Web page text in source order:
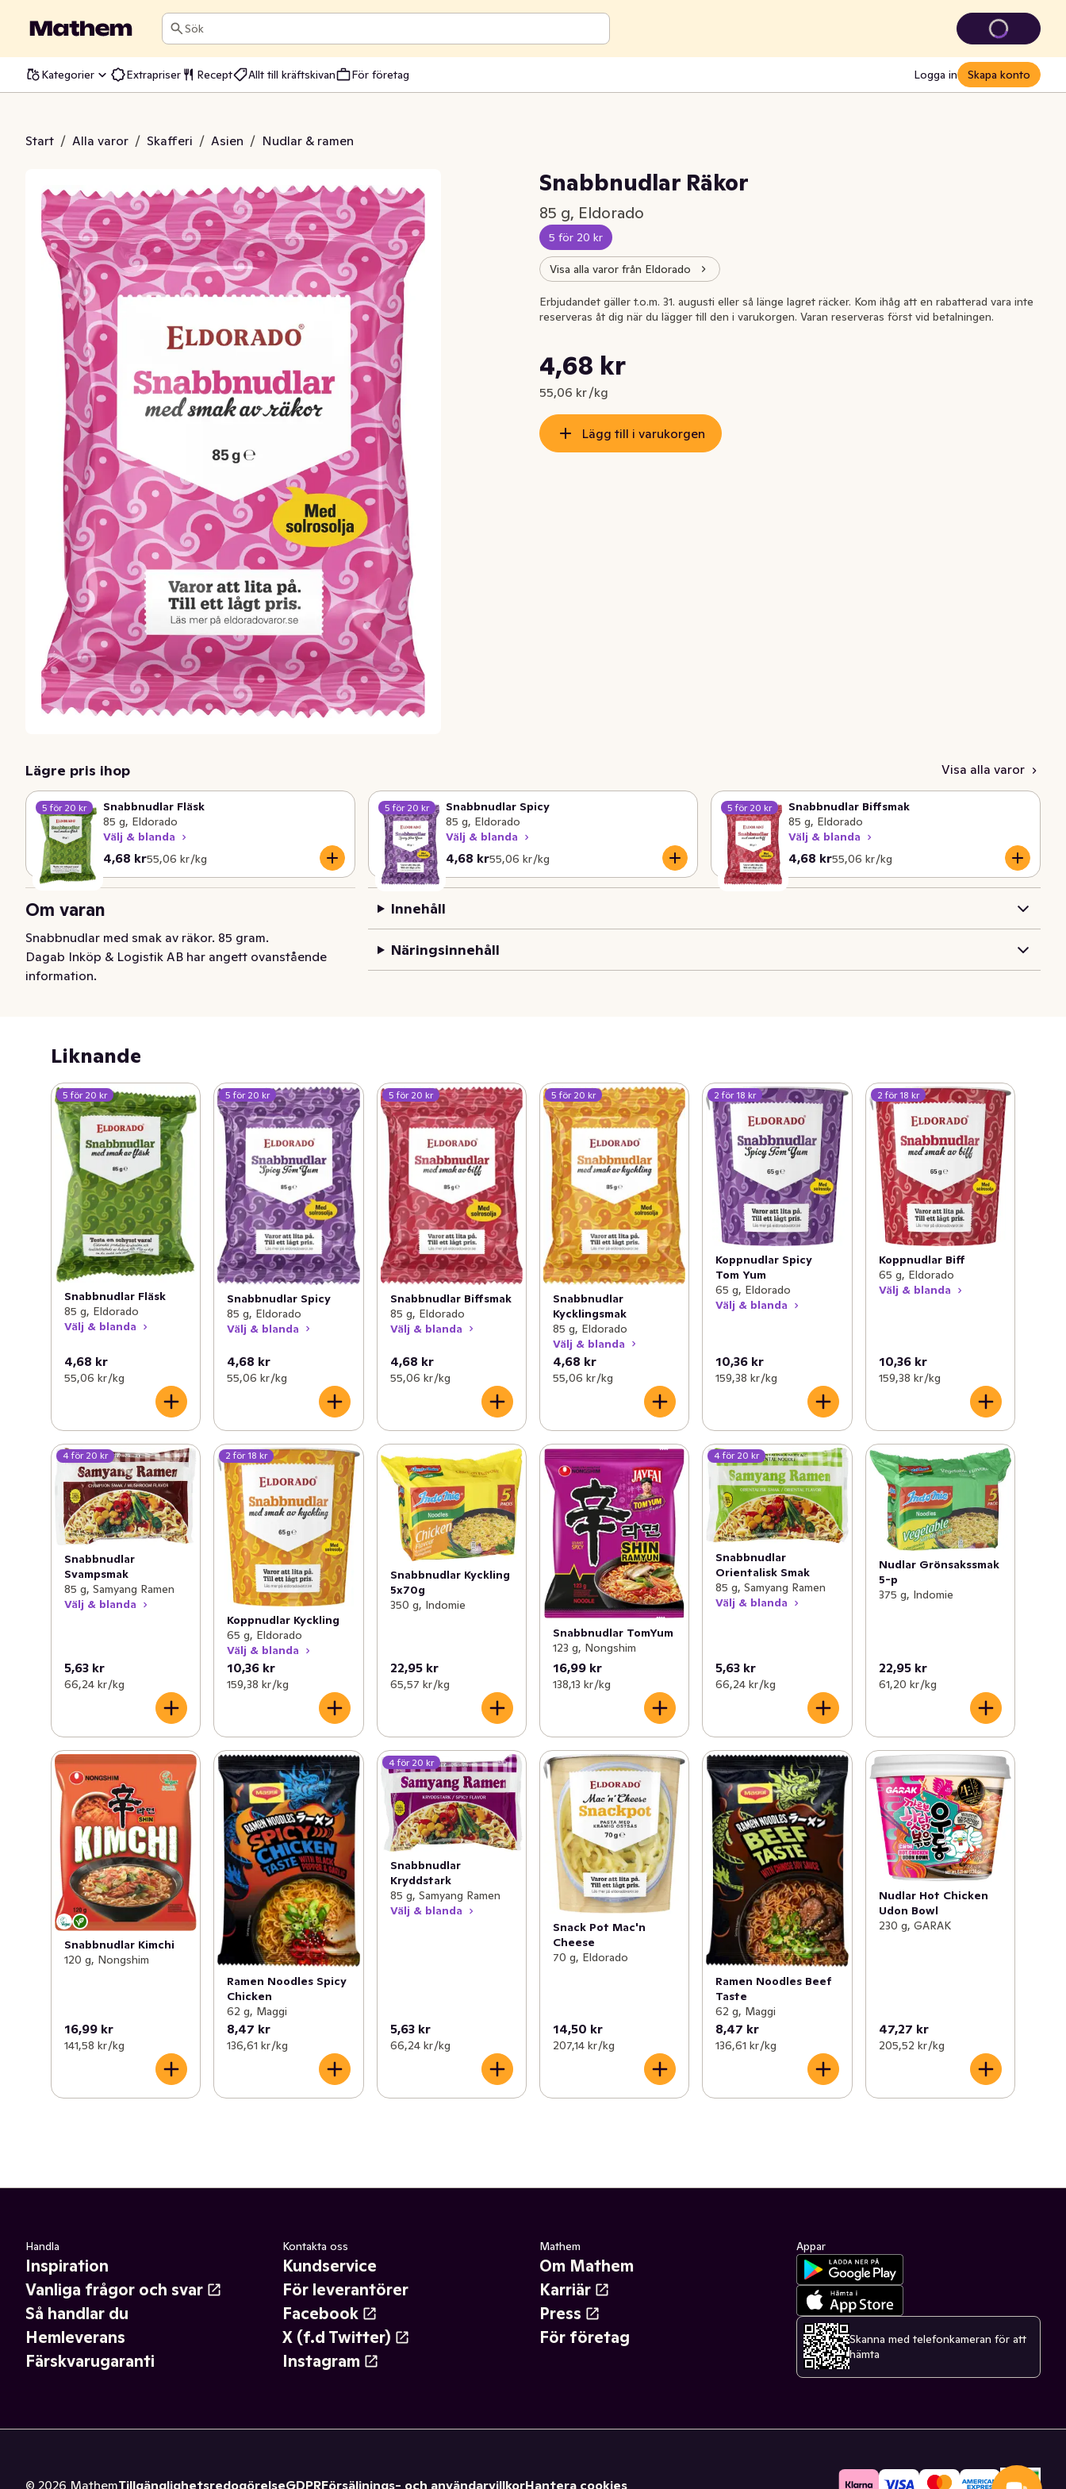
Sök
Kategorier Extrapriser Recept Allt till kräftskivan För företag Logga in Skapa konto
Start / Alla varor / Skafferi / Asien / Nudlar & ramen
Räkor
Snabbnudlar Räkor
85 g, Eldorado
5 för 20 kr
Visa alla varor från Eldorado
Nuvarande pris är: 4,68 kr
4,68 kr
55,06 kr /kg
Styckpris: 55,06 kr /kg
Erbjudandet gäller t.o.m. 31. augusti eller så länge lagret räcker. Kom ihåg att en rabatterad vara inte
reserveras åt dig när du lägger till den i varukorgen. Varan reserveras först vid betalningen.
Lägg till i varukorgen
Lägre pris ihop Visa alla varor
5 för 20 kr
Snabbnudlar Fläsk
85 g, Eldorado
Välj & blanda
4,68 kr
Nuvarande pris är: 4,68 kr
55,06 kr /kg
Styckpris: 55,06 kr /kg
5 för 20 kr
Snabbnudlar Spicy
85 g, Eldorado
Välj & blanda
4,68 kr
Nuvarande pris är: 4,68 kr
55,06 kr /kg
Styckpris: 55,06 kr /kg
5 för 20 kr
Snabbnudlar Biffsmak
85 g, Eldorado
Välj & blanda
4,68 kr
Nuvarande pris är: 4,68 kr
55,06 kr /kg
Styckpris: 55,06 kr /kg
Om varan
Snabbnudlar med smak av räkor. 85 gram.
Dagab Inköp & Logistik AB har angett ovanstående
information.
Innehåll
Näringsinnehåll
Liknande
5 för 20 kr
Snabbnudlar Fläsk
85 g, Eldorado
Välj & blanda
4,68 kr
55,06 kr /kg
5 för 20 kr
Snabbnudlar Spicy
85 g, Eldorado
Välj & blanda
4,68 kr
55,06 kr /kg
5 för 20 kr
Snabbnudlar Biffsmak
85 g, Eldorado
Välj & blanda
4,68 kr
55,06 kr /kg
5 för 20 kr
Snabbnudlar
Kycklingsmak
85 g, Eldorado
Välj & blanda
4,68 kr
55,06 kr /kg
2 för 18 kr
Koppnudlar Spicy
Tom Yum
65 g, Eldorado
Välj & blanda
10,36 kr
159,38 kr /kg
2 för 18 kr
Koppnudlar Biff
65 g, Eldorado
Välj & blanda
10,36 kr
159,38 kr /kg
4 för 20 kr
Snabbnudlar
Svampsmak
85 g, Samyang Ramen
Välj & blanda
5,63 kr
66,24 kr /kg
2 för 18 kr
Koppnudlar Kyckling
65 g, Eldorado
Välj & blanda
10,36 kr
159,38 kr /kg
Snabbnudlar Kyckling
5x70g
350 g, Indomie
22,95 kr
65,57 kr /kg
Snabbnudlar TomYum
123 g, Nongshim
16,99 kr
138,13 kr /kg
4 för 20 kr
Snabbnudlar
Orientalisk Smak
85 g, Samyang Ramen
Välj & blanda
5,63 kr
66,24 kr /kg
Nudlar Grönsakssmak
5-p
375 g, Indomie
22,95 kr
61,20 kr /kg
Snabbnudlar Kimchi
120 g, Nongshim
16,99 kr
141,58 kr /kg
Ramen Noodles Spicy
Chicken
62 g, Maggi
8,47 kr
136,61 kr /kg
4 för 20 kr
Snabbnudlar
Kryddstark
85 g, Samyang Ramen
Välj & blanda
5,63 kr
66,24 kr /kg
Snack Pot Mac'n
Cheese
70 g, Eldorado
14,50 kr
207,14 kr /kg
Ramen Noodles Beef
Taste
62 g, Maggi
8,47 kr
136,61 kr /kg
Nudlar Hot Chicken
Udon Bowl
230 g, GARAK
47,27 kr
205,52 kr /kg
Handla
Inspiration
Vanliga frågor och svar
Så handlar du
Hemleverans
Färskvarugaranti
Kontakta oss
Kundservice
För leverantörer
Facebook
X (f.d Twitter)
Instagram
Mathem
Om Mathem
Karriär
Press
För företag
Appar
Skanna med telefonkameran för att
hämta
© 2026 MathemTillgänglighetsredogörelseGDPRFörsäljnings- och användarvillkorHantera cookies